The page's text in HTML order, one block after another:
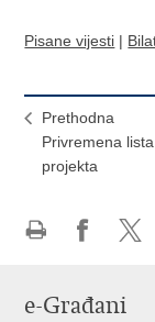
Pisane vijesti |
Prethodna
Privremena
projekta
Facebooku
e-Građani